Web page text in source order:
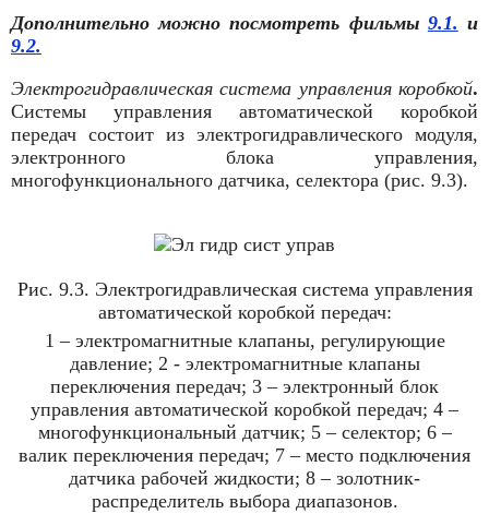
Дополнительно можно посмотреть фильмы 9.1. и
9.2.
Электрогидравлическая система управления коробкой.
Системы управления автоматической коробкой
передач состоит из электрогидравлического модуля,
электронного блока управления,
многофункционального датчика, селектора (рис. 9.3).
Рис. 9.3. Электрогидравлическая система управления
автоматической коробкой передач:
1 – электромагнитные клапаны, регулирующие
давление; 2 ­- электромагнитные клапаны
переключения передач; 3 – электронный блок
управления автоматической коробкой передач; 4 –
многофункциональный датчик; 5 – селектор; 6 –
валик переключения передач; 7 – место подключения
датчика рабочей жидкости; 8 – золотник-
распределитель выбора диапазонов.